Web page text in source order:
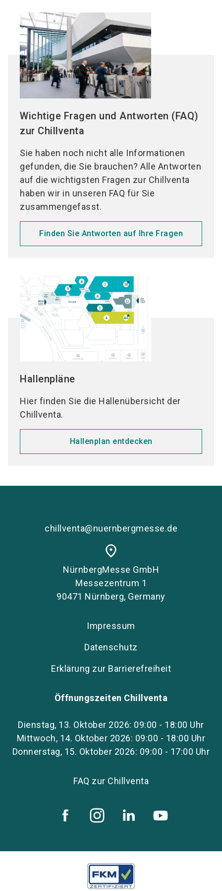
Wichtige Fragen und Antworten (FAQ)
zur Chillventa
Sie haben noch nicht alle Informationen
gefunden, die Sie brauchen? Alle Antworten
auf die wichtigsten Fragen zur Chillventa
haben wir in unseren FAQ für Sie
zusammengefasst.
Finden Sie Antworten auf Ihre Fragen
Hallenpläne
Hier finden Sie die Hallenübersicht der
Chillventa.
Hallenplan entdecken
chillventa@nuernbergmesse.de
place
NürnbergMesse GmbH
Messezentrum 1
90471 Nürnberg, Germany
Impressum
Datenschutz
Erklärung zur Barrierefreiheit
Öffnungszeiten Chillventa
Dienstag, 13. Oktober 2026: 09:00 - 18:00 Uhr
Mittwoch, 14. Oktober 2026: 09:00 - 18:00 Uhr
Donnerstag, 15. Oktober 2026: 09:00 - 17:00 Uhr
FAQ zur Chillventa